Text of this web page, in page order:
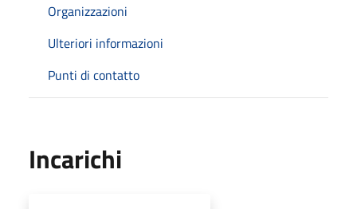
Organizzazioni
Ulteriori informazioni
Punti di contatto
Incarichi